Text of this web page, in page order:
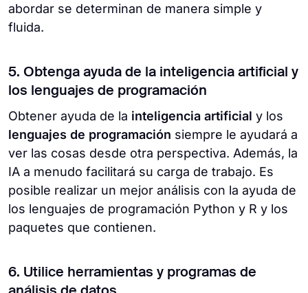
abordar se determinan de manera simple y
fluida.
5. Obtenga ayuda de la inteligencia artificial y
los lenguajes de programación
Obtener ayuda de la inteligencia artificial y los
lenguajes de programación siempre le ayudará a
ver las cosas desde otra perspectiva. Además, la
IA a menudo facilitará su carga de trabajo. Es
posible realizar un mejor análisis con la ayuda de
los lenguajes de programación Python y R y los
paquetes que contienen.
6. Utilice herramientas y programas de